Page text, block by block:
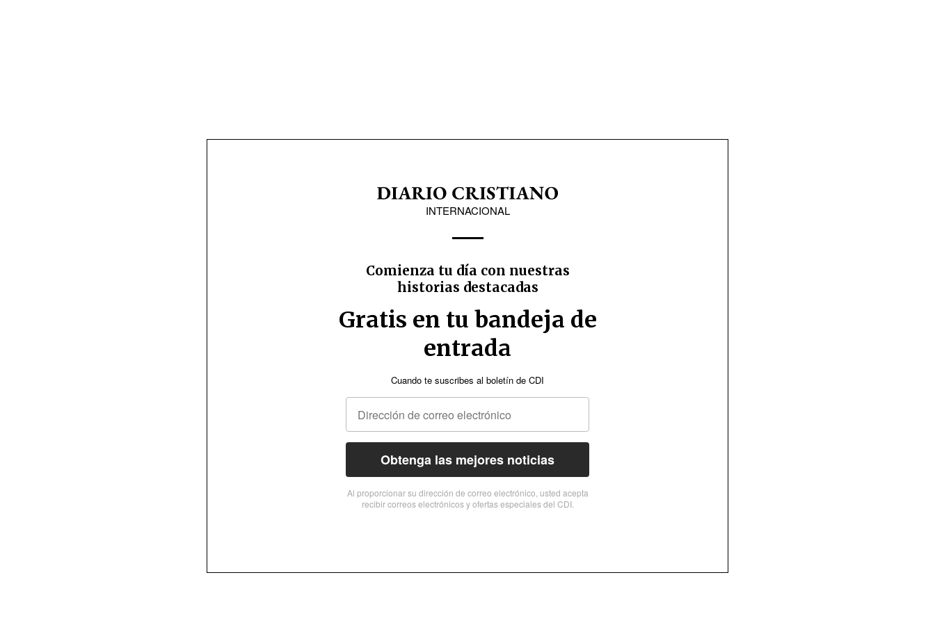
INTERNACIONAL
Comienza tu día con nuestras
historias destacadas
Gratis en tu bandeja de
entrada
Cuando te suscribes al boletín de CDI
Obtenga las mejores noticias
Al proporcionar su dirección de correo electrónico, usted acepta
recibir correos electrónicos y ofertas especiales del CDI.